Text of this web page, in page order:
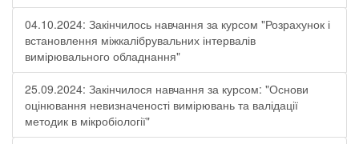
04.10.2024: Закінчилось навчання за курсом "Розрахунок і
встановлення міжкалібрувальних інтервалів
вимірювального обладнання"
25.09.2024: Закінчилося навчання за курсом: "Основи
оцінювання невизначеності вимірювань та валідації
методик в мікробіології"